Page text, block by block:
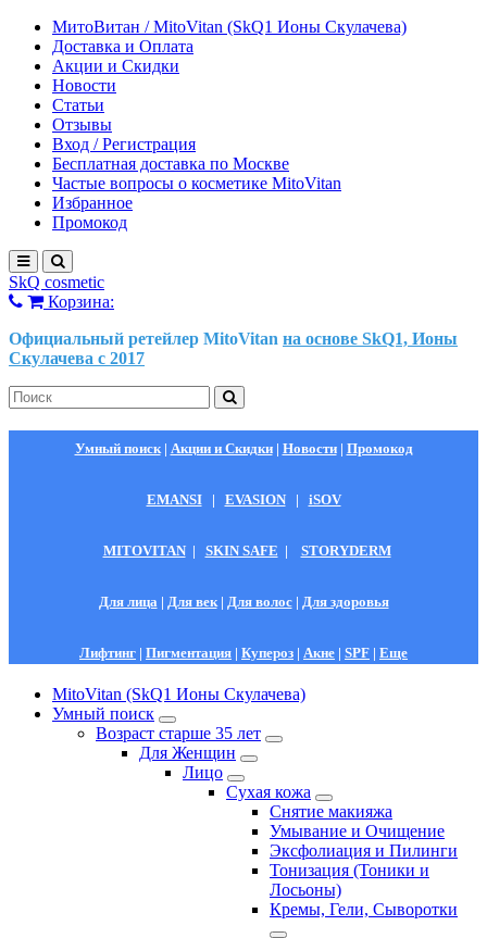
МитоВитан / MitoVitan (SkQ1 Ионы Скулачева)
Доставка и Оплата
Акции и Скидки
Новости
Статьи
Отзывы
Вход / Регистрация
Бесплатная доставка по Москве
Частые вопросы о косметике MitoVitan
Избранное
Промокод
SkQ cosmetic
Корзина:
Официальный ретейлер MitoVitan на основе SkQ1, Ионы
Скулачева c 2017
Умный поиск| Акции и Скидки| Новости| Промокод
EMANSI| EVASION| iSOV
MITOVITAN | SKIN SAFE | STORYDERM
Для лица | Для век| Для волос| Для здоровья
Лифтинг | Пигментация | Купероз | Акне | SPF | Еще
MitoVitan (SkQ1 Ионы Скулачева)
Умный поиск
Возраст старше 35 лет
Для Женщин
Лицо
Сухая кожа
Снятие макияжа
Умывание и Очищение
Эксфолиация и Пилинги
Тонизация (Тоники и
Лосьоны)
Кремы, Гели, Сыворотки